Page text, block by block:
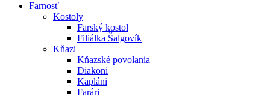
Farnosť
Kostoly
Farský kostol
Filiálka Šalgovík
Kňazi
Kňazské povolania
Diakoni
Kapláni
Farári